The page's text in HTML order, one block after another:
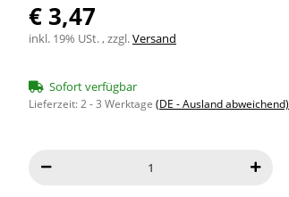
€ 3,47
inkl. 19% USt. , zzgl.Versand
Sofort verfügbar
Lieferzeit:2 - 3 Werktage (DE - Ausland abweichend)